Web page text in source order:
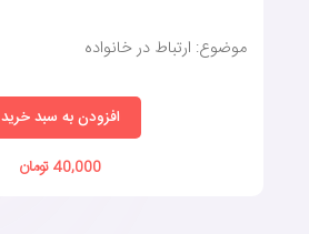
موضوع: ارتباط در خانواده
افزودن به سبد خرید
40,000 تومان